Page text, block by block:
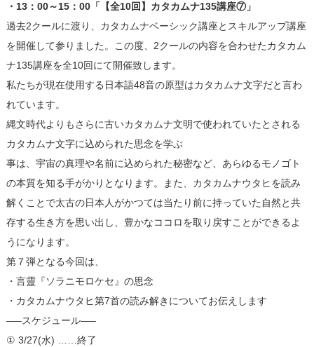
・13：00～15：00「【全10回】カタカムナ135講座⑦」
過去2クールに渡り、カタカムナベーシック講座とスキルアップ講座
を開催して参りました。この度、2クールの内容を合わせたカタカム
ナ135講座を全10回にて開催致します。
私たちが現在使用する日本語48音の原型はカタカムナ文字だと言わ
れています。
縄文時代よりもさらに古いカタカムナ文明で使われていたとされる
カタカムナ文字に込められた思念を学ぶ
事は、宇宙の真理や名前に込められた秘密など、あらゆるモノゴト
の本質を知る手がかりとなります。また、カタカムナウタヒを読み
解くことで太古の日本人がかつては当たり前に持っていた自然と共
存する生き方を思い出し、豊かなココロを取り戻すことができるよ
うになります。
第７弾となる今回は、
・言靈『ソラニモロケセ』の思念
・カタカムナウタヒ第7首の読み解きについてお伝えします
—–スケジュール—–
① 3/27(水) ……終了